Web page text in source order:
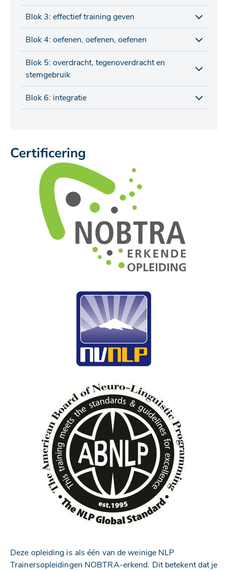
Blok 3: effectief training geven
Blok 4: oefenen, oefenen, oefenen
Blok 5: overdracht, tegenoverdracht en
stemgebruik
Blok 6: integratie
Certificering
Deze opleiding is als één van de weinige NLP
Trainersopleidingen NOBTRA-erkend. Dit betekent dat je